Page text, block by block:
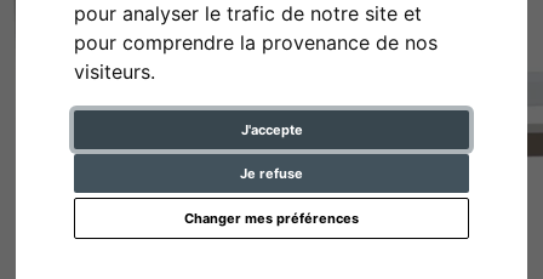
pour analyser le trafic de notre site et
pour comprendre la provenance de nos
visiteurs.
J'accepte
Je refuse
Changer mes préférences